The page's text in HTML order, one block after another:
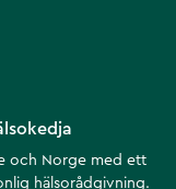
och Norge med ett
hälsorådgivning.